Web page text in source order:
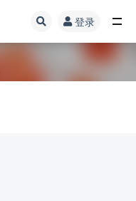
登录